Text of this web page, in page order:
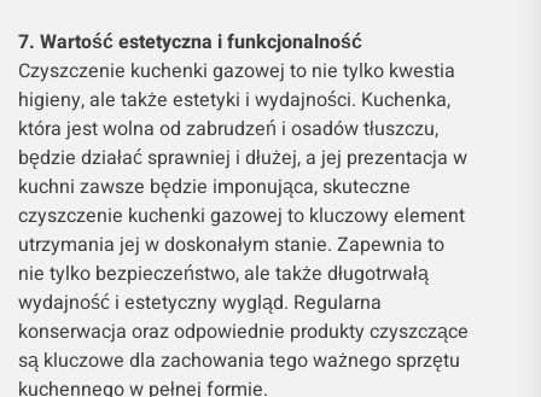
7. Wartość estetyczna i funkcjonalność
Czyszczenie kuchenki gazowej to nie tylko kwestia
higieny, ale także estetyki i wydajności. Kuchenka,
która jest wolna od zabrudzeń i osadów tłuszczu,
będzie działać sprawniej i dłużej, a jej prezentacja w
kuchni zawsze będzie imponująca, skuteczne
czyszczenie kuchenki gazowej to kluczowy element
utrzymania jej w doskonałym stanie. Zapewnia to
nie tylko bezpieczeństwo, ale także długotrwałą
wydajność i estetyczny wygląd. Regularna
konserwacja oraz odpowiednie produkty czyszczące
są kluczowe dla zachowania tego ważnego sprzętu
kuchennego w pełnej formie.